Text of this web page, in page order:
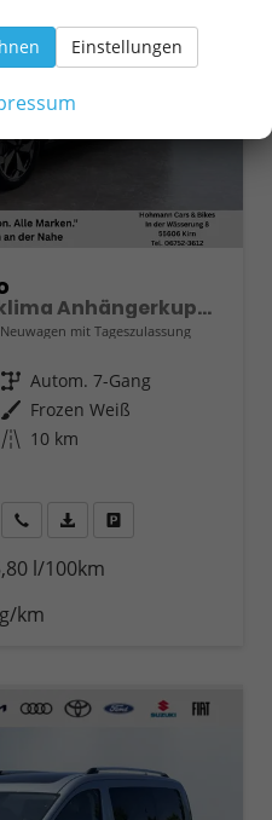
Active 2,0 7 Sitzer 2Zoklima Anhängerkupplung Panoramadach AGR Sitze Sitzheizung Einparkhilfe Kamera 17 Zoll Leichtmetall ACC
Neuwagen mit Tageszulassung
Getriebe Autom. 7-Gang
Außenfarbe Frozen Weiß
Kilometerstand 10 km
Wir rufen Sie anFahrzeugexposé (PDF)
l/100km
km
Einstellungen